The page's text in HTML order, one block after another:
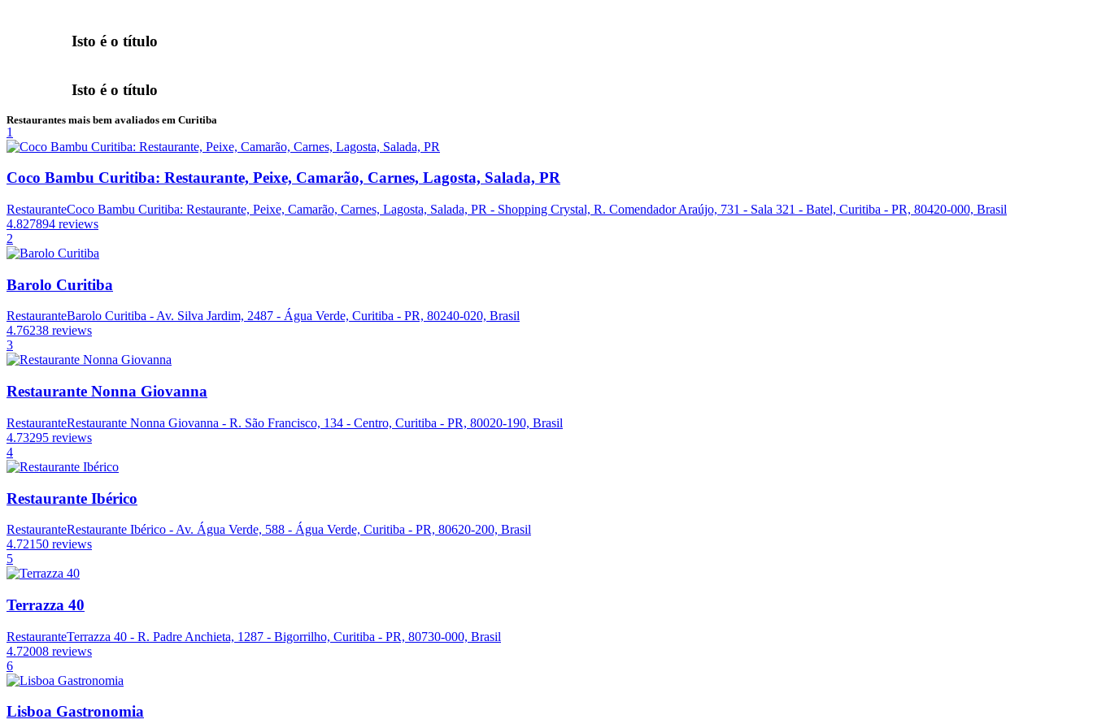
Isto é o título
Isto é o título
Restaurantes mais bem avaliados em Curitiba
1
Coco Bambu Curitiba: Restaurante, Peixe, Camarão, Carnes, Lagosta, Salada, PR
RestauranteCoco Bambu Curitiba: Restaurante, Peixe, Camarão, Carnes, Lagosta, Salada, PR - Shopping Crystal, R. Comendador Araújo, 731 - Sala 321 - Batel, Curitiba - PR, 80420-000, Brasil
4.827894 reviews
2
Barolo Curitiba
RestauranteBarolo Curitiba - Av. Silva Jardim, 2487 - Água Verde, Curitiba - PR, 80240-020, Brasil
4.76238 reviews
3
Restaurante Nonna Giovanna
RestauranteRestaurante Nonna Giovanna - R. São Francisco, 134 - Centro, Curitiba - PR, 80020-190, Brasil
4.73295 reviews
4
Restaurante Ibérico
RestauranteRestaurante Ibérico - Av. Água Verde, 588 - Água Verde, Curitiba - PR, 80620-200, Brasil
4.72150 reviews
5
Terrazza 40
RestauranteTerrazza 40 - R. Padre Anchieta, 1287 - Bigorrilho, Curitiba - PR, 80730-000, Brasil
4.72008 reviews
6
Lisboa Gastronomia